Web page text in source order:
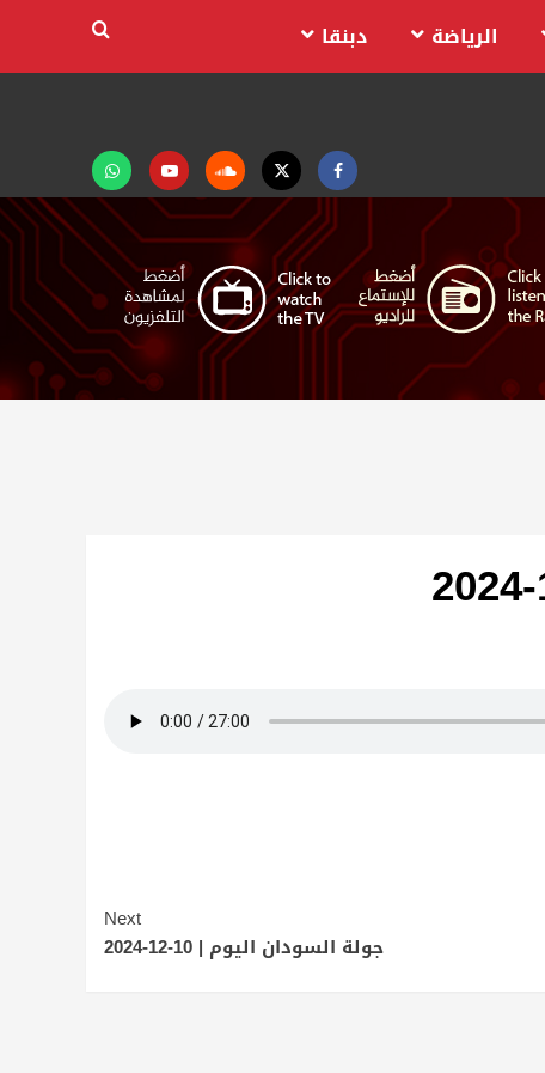
Facebook
Twitter
Soundcloud
Youtubeتابعنا
على
واتساب
الرياضة دبنقا
Next
جولة السودان اليوم | 10-12-2024